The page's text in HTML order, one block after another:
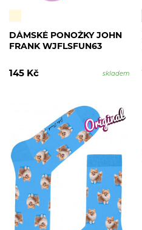
DÁMSKÉ PONOŽKY JOHN
FRANK WJFLSFUN63
145 Kč skladem